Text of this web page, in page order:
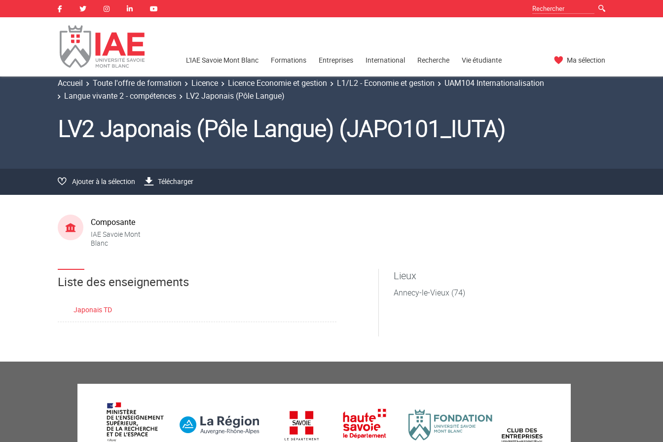
L'IAE Savoie Mont Blanc Formations Entreprises International Recherche Vie étudiante Ma sélection
Accueil Toute l'offre de formation Licence Licence Economie et gestion L1/L2 - Economie et gestion
UAM104 Internationalisation
Langue vivante 2 - compétences
LV2 Japonais (Pôle Langue)
LV2 Japonais (Pôle Langue) (JAPO101_IUTA)
Ajouter à la sélection Télécharger
Composante
IAE Savoie Mont
Blanc
Liste des enseignements
Japonais TD
Lieux
Annecy-le-Vieux (74)